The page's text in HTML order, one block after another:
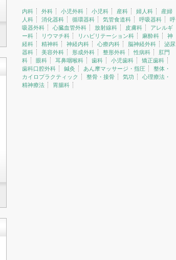
内科 外科 小児外科 小児科 産科 婦人科
産婦
人科
消化器科 循環器科 気管食道科 呼吸器科
呼
吸器外科
心臓血管外科 放射線科 皮膚科
アレルギ
ー科
リウマチ科 リハビリテーション科 麻酔科
神
経科
精神科 神経内科 心療内科 脳神経外科
泌尿
器科
美容外科 形成外科 整形外科 性病科
肛門
科
眼科 耳鼻咽喉科 歯科 小児歯科
矯正歯科
歯科口腔外科
鍼灸 あん摩マッサージ・指圧
整体・
カイロプラクティック
整骨・接骨 気功
心理療法・
精神療法
胃腸科